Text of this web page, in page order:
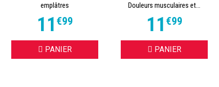
emplâtres
11 €99
PANIER
Douleurs musculaires et...
11 €99
PANIER